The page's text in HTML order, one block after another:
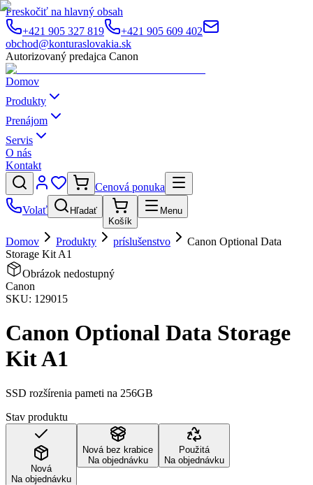
Preskočiť na hlavný obsah
+421 905 327 819
+421 905 609 402
obchod@konturaslovakia.sk
Autorizovaný predajca Canon
Domov
Produkty
Prenájom
Servis
O nás
Kontakt
Cenová ponuka
Volať
Hľadať
Košík
Menu
Domov Produkty príslušenstvo
Canon Optional Data
Storage Kit A1
Obrázok nedostupný
Canon
SKU: 129015
Canon Optional Data Storage
Kit A1
SSD rozšírenia pameti na 256GB
Stav produktu
Nová
Na objednávku
Nová bez krabice
Na objednávku
Použitá
Na objednávku